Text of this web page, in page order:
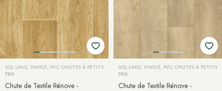
SOL LINO, VINYLE, PVC CHUTES À PETITS
PRIX
Chute de Textile Rénove -
SOL LINO, VINYLE, PVC CHUTES À PETITS
PRIX
Chute de Textile Rénove -